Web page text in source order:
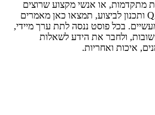
מתקדמות, או אנשי מקצוע שרוצים
להעמיק בהיבטי תקינה, QA/QC ותכנון לביצוע, תמצאו כאן מאמרים
בכל פוסט ננסה לתת ערך מיידי,
ולחבר את הידע לשאלות
איכות ואחריות.